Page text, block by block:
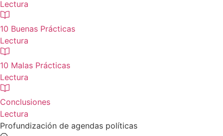
Lectura
10 Buenas Prácticas
Lectura
10 Malas Prácticas
Lectura
Conclusiones
Lectura
Profundización de agendas políticas